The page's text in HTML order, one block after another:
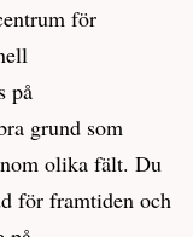
för
på
grund som
olika fält. Du
för framtiden och